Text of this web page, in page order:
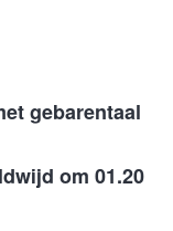
gebarentaal
om 01.20